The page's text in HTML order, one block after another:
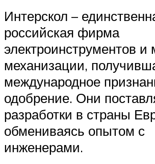
Интерскол –
российская фирма
электроинструментов и
механизации,
международное
одобрение. Они
разработки в страны
обмениваясь опытом с
инженерами.